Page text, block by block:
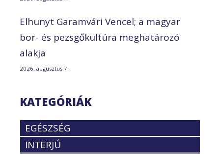
Elhunyt Garamvári Vencel; a magyar
bor- és pezsgőkultúra meghatározó
alakja
2026. augusztus 7.
KATEGÓRIÁK
EGÉSZSÉG
INTERJÚ